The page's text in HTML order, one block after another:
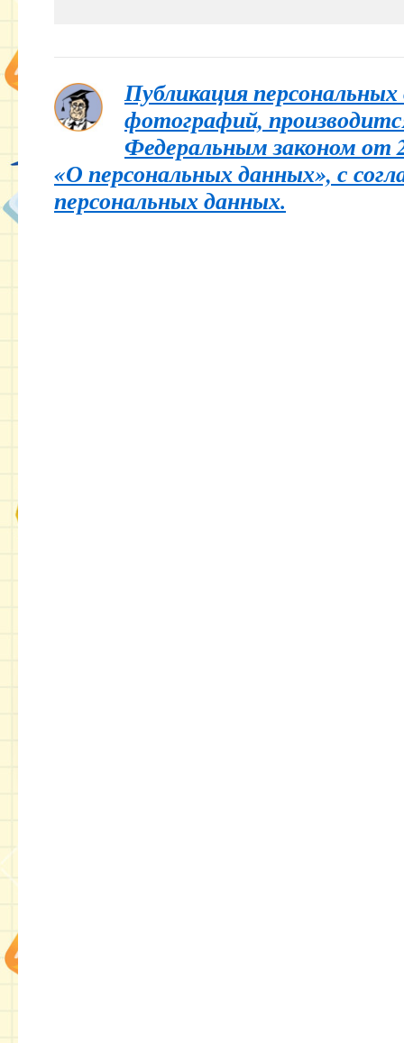
Публикация
фотографий,
Федеральным законом от
«О персональных данных», с
персональных данных.